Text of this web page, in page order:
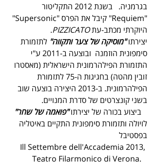
בגרמניה.   בשנת 2012 התקליטור
"Requiem" קיבל את הפרס "Supersonic"
היוקרתי מכתב-עת PIZZICATO
.
יצירתו "מוסיקה של צער ותקווה" לתזמורת
סימפונית הוזמנה  ובוצעה ב-2011 ע"י
התזמורת הפילהרמונית הישראלית (מאסטרו
זובין מהטה) בחגיגות ה-75 לתזמורת
הפילהרמונית. ב-2013 היצירה בוצעה שוב
בשני קונצרטים של סדרת המנויים.
"פואמה של שחר"
לויולה ותזמורת סימפונית התקיים באיטליה
בפסטיבל
Ill Settembre dell'Accademia 2013,
Teatro Filarmonico di Verona.